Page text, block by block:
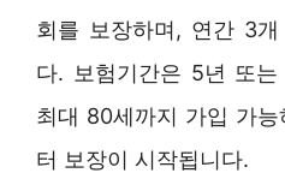
회를 보장하며, 연간 3
다. 보험기간은 5년 또
최대 80세까지 가입 가
터 보장이 시작됩니다.